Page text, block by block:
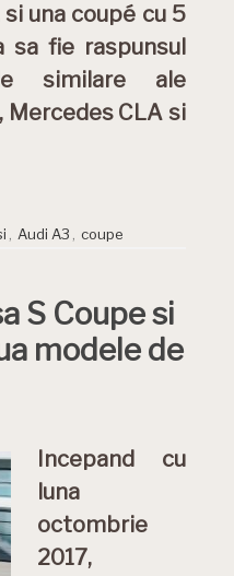
una coupé cu 5
sa fie raspunsul
similare ale
CLA si
Audi A3 coupe
S Coupe si
modele de
Incepand cu
luna
octombrie
2017,